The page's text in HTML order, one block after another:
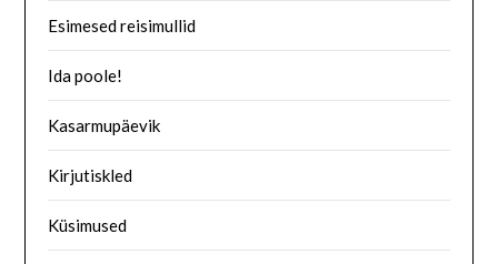
Esimesed reisimullid
Ida poole!
Kasarmupäevik
Kirjutiskled
Küsimused